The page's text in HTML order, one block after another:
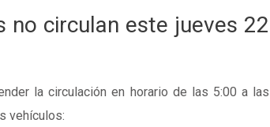
no circulan este jueves 22
la circulación en horario de las 5:00 a las
vehículos: